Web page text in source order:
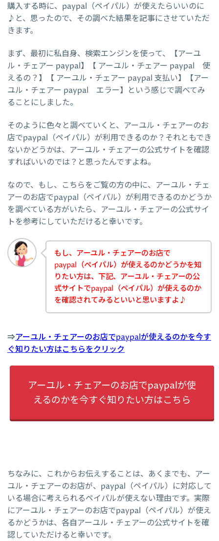
購入する時に、paypal（ペイパル）が使えたらいいのに
♪と、思ったので、その調べた結果を記事にさせていただ
きます。
まず、最初に私自身、検索エンジンを使って、【アーユ
ル・チェアー paypal】【 アーユル・チェアー paypal 使
えるの？】【 アーユル・チェアー paypal 支払い】【アー
ユル・チェアー paypal エラー】という感じで調べてみ
ることにしました。
そのように色々と調べていくと、アーユル・チェアーのお
店でpaypal（ペイパル）が利用できるのか？それともでき
ないかどうかは、アーユル・チェアーの公式サイトを確認
すればいいのでは？と思ったんですよね。
なので、もし、こちらをご覧の方の中に、アーユル・チェ
アーのお店でpaypal（ペイパル）が利用できるのかどうか
を調べている方がいたら、アーユル・チェアーの公式サイ
トを参考にしていただけると幸いです。
もし、アーユル・チェアーのお店で
paypal（ペイパル）が使えるのかどうかを知
りたい方は、下記、アーユル・チェアーの公
式サイトでpaypal（ペイパル）が使えるのか
を確認されてみるといいと思いますよ♪
⇒アーユル・チェアーのお店でpaypalが使えるのかを今す
ぐ知りたい方はこちらをクリック
アーユル・チェアーのお店でpaypalが使
えるのかを今すぐ知りたい方はこちら
ちなみに、これからお伝えすることは、あくまでも、アー
ユル・チェアーのお店が、paypal（ペイパル）に対応して
いる場合に考えられるペイパルが使えない理由です。実際
にアーユル・チェアーのお店でpaypal（ペイパル）が使え
るかどうかは、各自アーユル・チェアーの公式サイトを確
認していただけると幸いです。